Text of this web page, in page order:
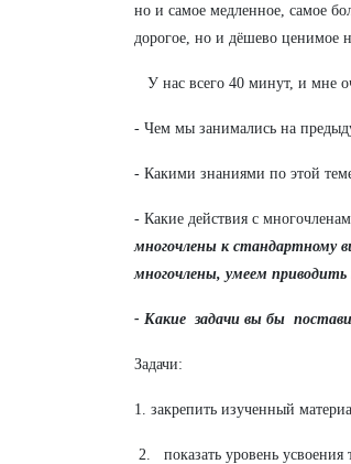
но и самое медленное, самое
дорогое, но и дёшево
У нас всего 40 минут, и мне
- Чем мы занимались на
- Какими знаниями по этой
- Какие действия с
многочлены к стандартному
многочлены, умеем
- Какие задачи вы бы
Задачи:
1. закрепить изученный
2. показать уровень усвоения